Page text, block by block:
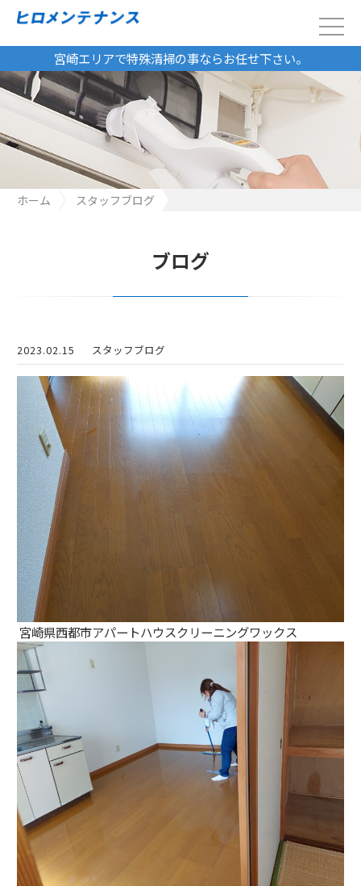
宮崎エリアで特殊清掃の事ならお任せ下さい。
ホーム スタッフブログ
ブログ
2023.02.15 スタッフブログ
宮崎県西都市アパートハウスクリーニングワックス